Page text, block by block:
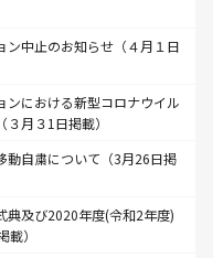
ン中止のお知らせ（４月１日
ンにおける新型コロナウイル
月３1日掲載）
動自粛について（3月26日掲
典及び2020年度(令和2年度)
）